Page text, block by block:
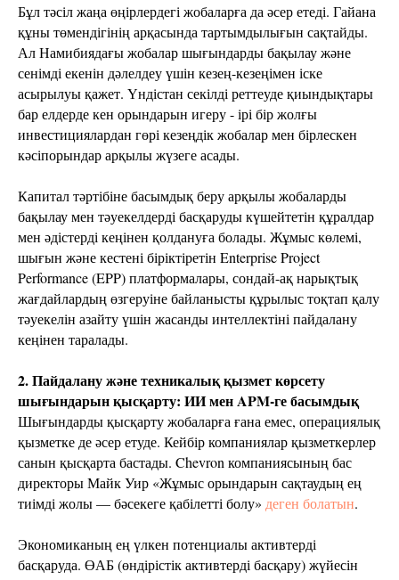
Бұл тәсіл жаңа өңірлердегі жобаларға да әсер етеді. Гайана
құны төмендігінің арқасында тартымдылығын сақтайды.
Ал Намибиядағы жобалар шығындарды бақылау және
сенімді екенін дәлелдеу үшін кезең-кезеңімен іске
асырылуы қажет. Үндістан секілді реттеуде қиындықтары
бар елдерде кен орындарын игеру - ірі бір жолғы
инвестициялардан гөрі кезеңдік жобалар мен бірлескен
кәсіпорындар арқылы жүзеге асады.
Капитал тәртібіне басымдық беру арқылы жобаларды
бақылау мен тәуекелдерді басқаруды күшейтетін құралдар
мен әдістерді кеңінен қолдануға болады. Жұмыс көлемі,
шығын және кестені біріктіретін Enterprise Project
Performance (EPP) платформалары, сондай-ақ нарықтық
жағдайлардың өзгеруіне байланысты құрылыс тоқтап қалу
тәуекелін азайту үшін жасанды интеллектіні пайдалану
кеңінен таралады.
2. Пайдалану және техникалық қызмет көрсету
шығындарын қысқарту: ИИ мен APM-ге басымдық
Шығындарды қысқарту жобаларға ғана емес, операциялық
қызметке де әсер етуде. Кейбір компаниялар қызметкерлер
санын қысқарта бастады. Chevron компаниясының бас
директоры Майк Уир «Жұмыс орындарын сақтаудың ең
тиімді жолы — бәсекеге қабілетті болу» деген болатын.
Экономиканың ең үлкен потенциалы активтерді
басқаруда. ӨАБ (өндірістік активтерді басқару) жүйесін